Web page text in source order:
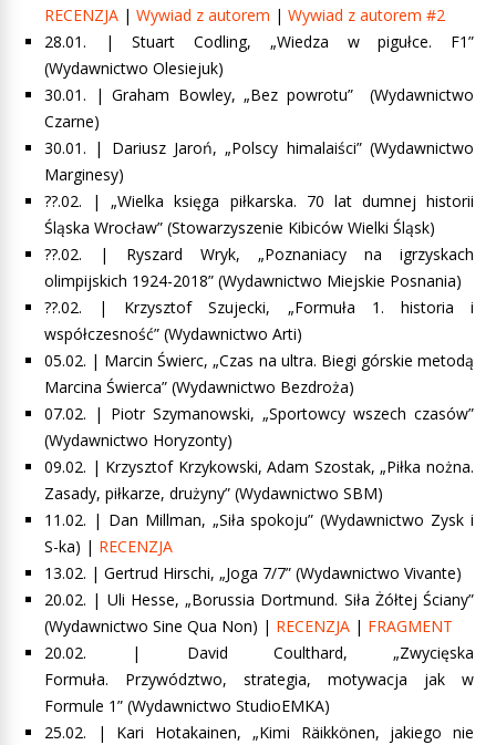
RECENZJA | Wywiad z autorem | Wywiad z autorem #2
28.01. |Stuart Codling, „Wiedza w pigułce. F1”
(Wydawnictwo Olesiejuk)
30.01. |Graham Bowley, „Bez powrotu”
(Wydawnictwo
Czarne)
30.01. | Dariusz Jaroń, „Polscy himalaiści”(Wydawnictwo
Marginesy)
??.02. |
„Wielka księga piłkarska. 70 lat dumnej historii
Śląska Wrocław” (Stowarzyszenie Kibiców Wielki Śląsk)
??.02. | Ryszard Wryk, „Poznaniacy na igrzyskach
olimpijskich 1924-2018” (Wydawnictwo Miejskie Posnania)
??.02. | Krzysztof Szujecki, „Formuła 1. historia i
współczesność” (Wydawnictwo Arti)
05.02. | Marcin Świerc, „Czas na ultra. Biegi górskie metodą
Marcina Świerca” (Wydawnictwo Bezdroża)
07.02. | Piotr Szymanowski, „Sportowcy wszech czasów”
(Wydawnictwo Horyzonty)
09.02. | Krzysztof Krzykowski, Adam Szostak, „Piłka nożna.
Zasady, piłkarze, drużyny” (Wydawnictwo SBM)
11.02. | Dan Millman, „Siła spokoju” (Wydawnictwo Zysk i
S-ka) | RECENZJA
13.02. | Gertrud Hirschi, „Joga 7/7” (Wydawnictwo Vivante)
20.02. | Uli Hesse, „Borussia Dortmund. Siła Żółtej Ściany”
(Wydawnictwo Sine Qua Non) | RECENZJA | FRAGMENT
20.02. | David Coulthard, „Zwycięska
Formuła. Przywództwo, strategia, motywacja jak w
Formule 1” (Wydawnictwo StudioEMKA)
25.02. | Kari Hotakainen, „Kimi Räikkönen, jakiego nie